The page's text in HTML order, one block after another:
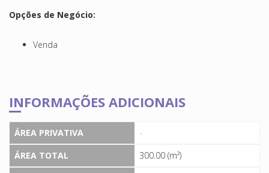
Opções de Negócio:
Venda
INFORMAÇÕES ADICIONAIS
ÁREA PRIVATIVA -
ÁREA TOTAL
300.00 (m²)